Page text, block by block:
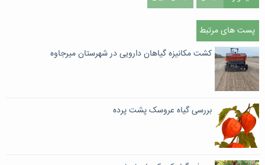
پست های مرتبط
کشت مکانیزه گیاهان دارویی در شهرستان میرجاوه
بررسی گیاه عروسک پشت پرده